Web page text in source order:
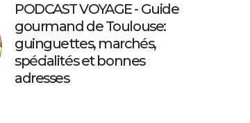
PODCAST VOYAGE - Guide
gourmand de Toulouse:
guinguettes, marchés,
spécialités et bonnes
adresses